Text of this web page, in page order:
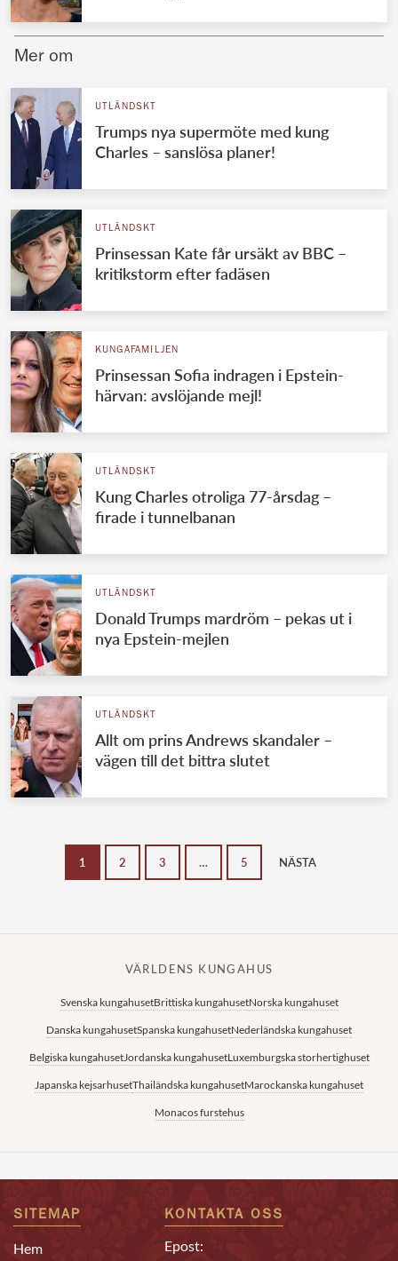
Mer om
UTLÄNDSKT
Trumps nya supermöte med kung
Charles – sanslösa planer!
UTLÄNDSKT
Prinsessan Kate får ursäkt av BBC –
kritikstorm efter fadäsen
KUNGAFAMILJEN
Prinsessan Sofia indragen i Epstein-
härvan: avslöjande mejl!
UTLÄNDSKT
Kung Charles otroliga 77-årsdag –
firade i tunnelbanan
UTLÄNDSKT
Donald Trumps mardröm – pekas ut i
nya Epstein-mejlen
UTLÄNDSKT
Allt om prins Andrews skandaler –
vägen till det bittra slutet
1 2 3 … 5 NÄSTA
VÄRLDENS KUNGAHUS
Svenska kungahusetBrittiska kungahusetNorska kungahuset
Danska kungahusetSpanska kungahusetNederländska kungahuset
Belgiska kungahusetJordanska kungahusetLuxemburgska storhertighuset
Japanska kejsarhusetThailändska kungahusetMarockanska kungahuset
Monacos furstehus
SITEMAP
Hem
KONTAKTA OSS
Epost: